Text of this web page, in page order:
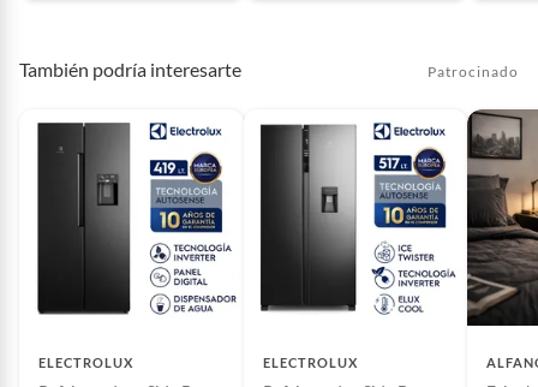
También podría interesarte Patrocinado
ELECTROLUX ELECTROLUX